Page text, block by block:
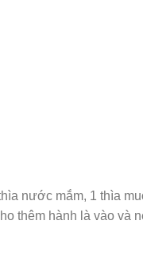
nước mắm, 1 thìa
thêm hành là vào và